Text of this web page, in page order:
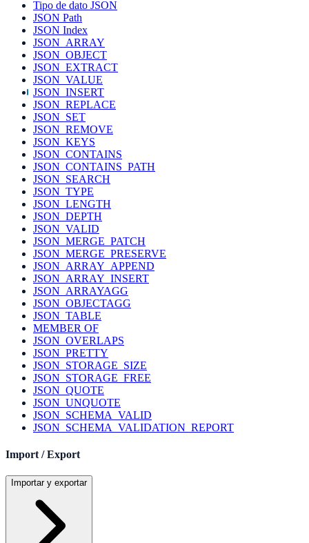
Tipo de dato JSON
JSON Path
JSON Index
JSON_ARRAY
JSON_OBJECT
JSON_EXTRACT
JSON_VALUE
JSON_INSERT
JSON_REPLACE
JSON_SET
JSON_REMOVE
JSON_KEYS
JSON_CONTAINS
JSON_CONTAINS_PATH
JSON_SEARCH
JSON_TYPE
JSON_LENGTH
JSON_DEPTH
JSON_VALID
JSON_MERGE_PATCH
JSON_MERGE_PRESERVE
JSON_ARRAY_APPEND
JSON_ARRAY_INSERT
JSON_ARRAYAGG
JSON_OBJECTAGG
JSON_TABLE
MEMBER OF
JSON_OVERLAPS
JSON_PRETTY
JSON_STORAGE_SIZE
JSON_STORAGE_FREE
JSON_QUOTE
JSON_UNQUOTE
JSON_SCHEMA_VALID
JSON_SCHEMA_VALIDATION_REPORT
Import / Export
Importar y exportar